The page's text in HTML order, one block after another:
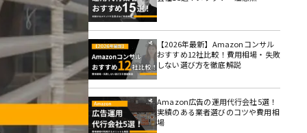
【2026年最新】Amazonコンサル
おすすめ12社比較！費用相場・失敗
しない選び方を徹底解説
Amazon広告の運用代行会社5選！
実績のある業者選びのコツや費用相
場